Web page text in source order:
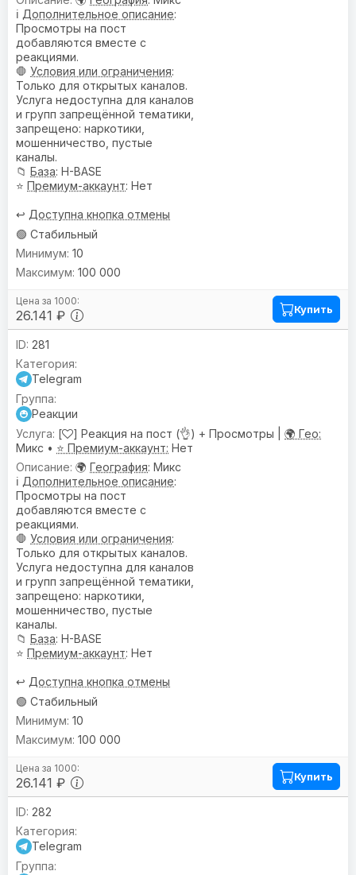
ℹ️ Дополнительное описание:
Просмотры на пост
добавляются вместе с
реакциями.
🛑 Условия или ограничения:
Только для открытых каналов.
Услуга недоступна для каналов
и групп запрещённой тематики,
запрещено: наркотики,
мошенничество, пустые
каналы.
📁 База: H-BASE
⭐ Премиум-аккаунт: Нет
↩️ Доступна кнопка отмены
🟢 Стабильный
26.141 ₽
10
100 000
Купить
281
Telegram
Реакции
[
] Реакция на пост (👌) + Просмотры | 🌍 Гео:
Микс • ⭐ Премиум-аккаунт: Нет
🌍 География: Микс
ℹ️ Дополнительное описание:
Просмотры на пост
добавляются вместе с
реакциями.
🛑 Условия или ограничения:
Только для открытых каналов.
Услуга недоступна для каналов
и групп запрещённой тематики,
запрещено: наркотики,
мошенничество, пустые
каналы.
📁 База: H-BASE
⭐ Премиум-аккаунт: Нет
↩️ Доступна кнопка отмены
🟢 Стабильный
26.141 ₽
10
100 000
Купить
282
Telegram